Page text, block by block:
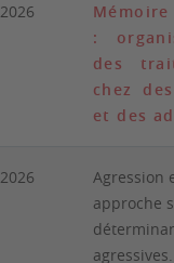
2026
:
des
chez
et des
2026
Agression
approche
agressives.